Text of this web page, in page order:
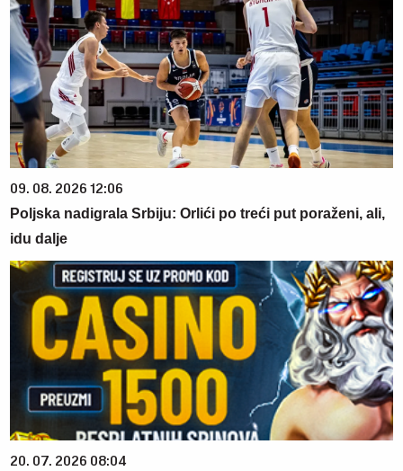
09. 08. 2026 12:06
Poljska nadigrala Srbiju: Orlići po treći put poraženi, ali,
idu dalje
20. 07. 2026 08:04